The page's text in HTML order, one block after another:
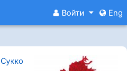
Войти Eng